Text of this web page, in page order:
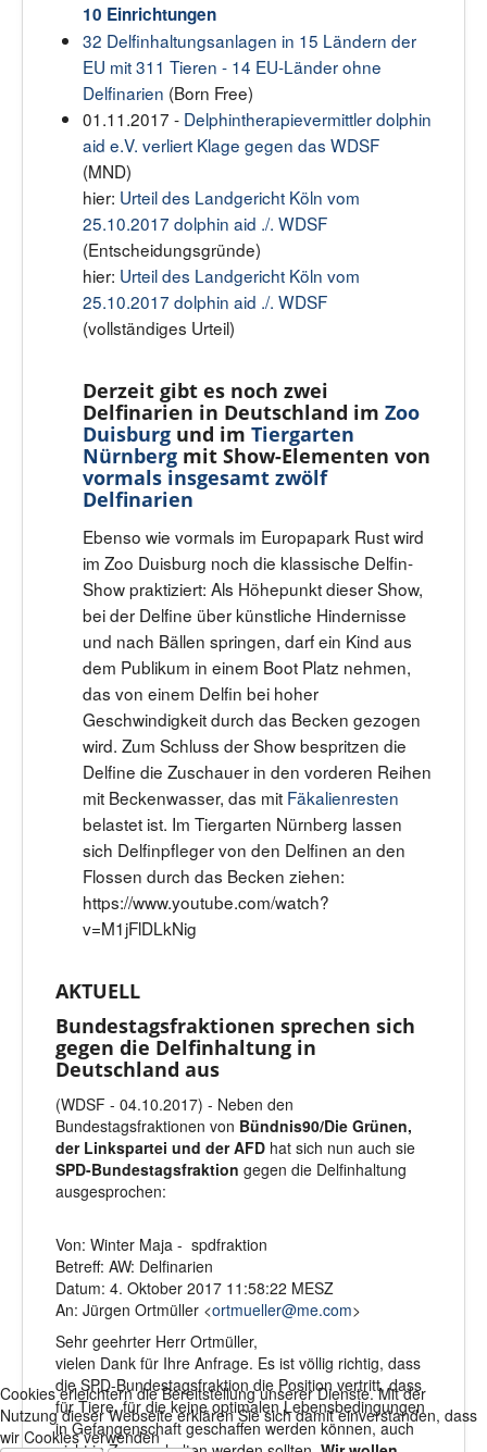
10 Einrichtungen
32 Delfinhaltungsanlagen in 15 Ländern der
EU mit 311 Tieren - 14 EU-Länder ohne
Delfinarien (Born Free)
01.11.2017 - Delphintherapievermittler dolphin
aid e.V. verliert Klage gegen das WDSF
(MND)
hier: Urteil des Landgericht Köln vom
25.10.2017 dolphin aid ./. WDSF
(Entscheidungsgründe)
hier: Urteil des Landgericht Köln vom
25.10.2017 dolphin aid ./. WDSF
(vollständiges Urteil)
Derzeit gibt es noch zwei
Delfinarien in Deutschland im Zoo
Duisburg und im Tiergarten
Nürnberg mit Show-Elementen von
vormals insgesamt zwölf
Delfinarien
Ebenso wie vormals im Europapark Rust wird
im Zoo Duisburg noch die klassische Delfin-
Show praktiziert: Als Höhepunkt dieser Show,
bei der Delfine über künstliche Hindernisse
und nach Bällen springen, darf ein Kind aus
dem Publikum in einem Boot Platz nehmen,
das von einem Delfin bei hoher
Geschwindigkeit durch das Becken gezogen
wird. Zum Schluss der Show bespritzen die
Delfine die Zuschauer in den vorderen Reihen
mit Beckenwasser, das mit Fäkalienresten
belastet ist. Im Tiergarten Nürnberg lassen
sich Delfinpfleger von den Delfinen an den
Flossen durch das Becken ziehen:
https://www.youtube.com/watch?
v=M1jFlDLkNig
AKTUELL
Bundestagsfraktionen sprechen sich
gegen die Delfinhaltung in
Deutschland aus
(WDSF - 04.10.2017) - Neben den
Bundestagsfraktionen von Bündnis90/Die Grünen,
der Linkspartei und der AFD hat sich nun auch sie
SPD-Bundestagsfraktion gegen die Delfinhaltung
ausgesprochen:
Von: Winter Maja - spdfraktion
Betreff: AW: Delfinarien
Datum: 4. Oktober 2017 11:58:22 MESZ
An: Jürgen Ortmüller <ortmueller@me.com>
Sehr geehrter Herr Ortmüller,
vielen Dank für Ihre Anfrage. Es ist völlig richtig, dass
die SPD-Bundestagsfraktion die Position vertritt, dass
für Tiere, für die keine optimalen Lebensbedingungen
in Gefangenschaft geschaffen werden können, auch
Cookies erleichtern die Bereitstellung unserer Dienste. Mit der
Nutzung dieser Webseite erklären Sie sich damit einverstanden, dass
wir Cookies verwenden